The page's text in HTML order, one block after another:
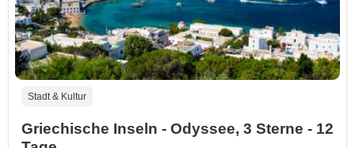
Stadt & Kultur
Griechische Inseln - Odyssee, 3 Sterne - 12